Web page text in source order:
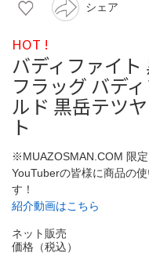
シェア
HOT !
バディファイ
フラッグ バデ
ルド 黒岳テツ
ト
※MUAZOSMAN.COM 限
YouTuberの皆様に商品の
す！
紹介動画はこちら
ネット販売
価格（税込）